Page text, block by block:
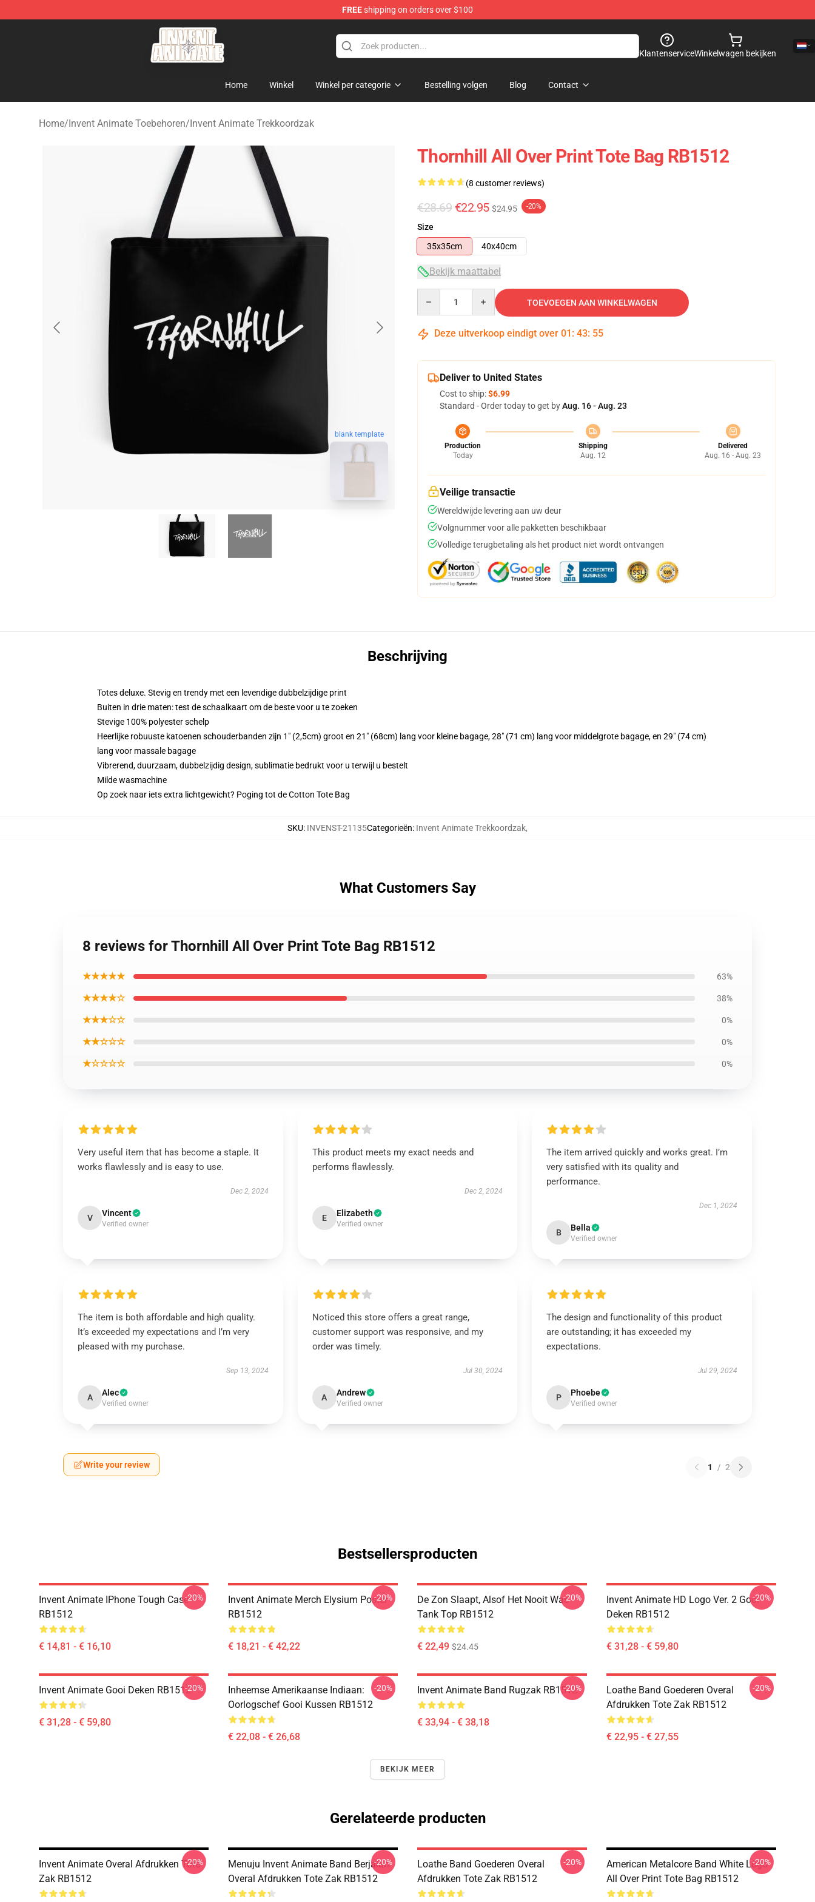
FREEshipping on orders over $100
Invent Animate Shop - Official Invent Animate Merchandise Store
KlantenserviceWinkelwagen bekijken
Home Winkel Winkel per categorie Bestelling volgen Blog Contact
Home/Invent Animate Toebehoren/Invent Animate Trekkoordzak
blank template
Thornhill All Over Print Tote Bag RB1512
(8 customer reviews)
€28.69 €22.95 $24.95 -20%
Size
35x35cm
40x40cm
Bekijk maattabel
TOEVOEGEN AAN WINKELWAGEN
Deze uitverkoop eindigt over 01 : 43: 54
Deliver to United States
Cost to ship:$6.99
Standard - Order today to get byAug. 16 - Aug. 23
Production
Today
Shipping
Aug. 12
Delivered
Aug. 16 - Aug. 23
Veilige transactie
Wereldwijde levering aan uw deur
Volgnummer voor alle pakketten beschikbaar
Volledige terugbetaling als het product niet wordt ontvangen
Beschrijving
Totes deluxe. Stevig en trendy met een levendige dubbelzijdige print
Buiten in drie maten: test de schaalkaart om de beste voor u te zoeken
Stevige 100% polyester schelp
Heerlijke robuuste katoenen schouderbanden zijn 1" (2,5cm) groot en 21" (68cm) lang voor kleine bagage, 28" (71 cm) lang voor middelgrote bagage, en 29" (74 cm)
lang voor massale bagage
Vibrerend, duurzaam, dubbelzijdig design, sublimatie bedrukt voor u terwijl u bestelt
Milde wasmachine
Op zoek naar iets extra lichtgewicht? Poging tot de Cotton Tote Bag
SKU: INVENST-21135Categorieën: Invent Animate Trekkoordzak,
What Customers Say
8 reviews for Thornhill All Over Print Tote Bag RB1512
★★★★★ 63%
★★★★☆ 38%
★★★☆☆ 0%
★★☆☆☆ 0%
★☆☆☆☆ 0%
Very useful item that has become a staple. It
works flawlessly and is easy to use.
Dec 2, 2024
V Vincent
Verified owner
This product meets my exact needs and
performs flawlessly.
Dec 2, 2024
E Elizabeth
Verified owner
The item arrived quickly and works great. I’m
very satisfied with its quality and
performance.
Dec 1, 2024
B Bella
Verified owner
The item is both affordable and high quality.
It’s exceeded my expectations and I’m very
pleased with my purchase.
Sep 13, 2024
A Alec
Verified owner
Noticed this store offers a great range,
customer support was responsive, and my
order was timely.
Jul 30, 2024
A Andrew
Verified owner
The design and functionality of this product
are outstanding; it has exceeded my
expectations.
Jul 29, 2024
P Phoebe
Verified owner
Write your review 1 / 2
Bestsellersproducten
Invent Animate IPhone Tough Case
RB1512
€ 14,81 - € 16,10
-20%
Invent Animate Merch Elysium Poster
RB1512
€ 18,21 - € 42,22
-20%
De Zon Slaapt, Alsof Het Nooit Was
Tank Top RB1512
€ 22,49 $24.45
-20%
Invent Animate HD Logo Ver. 2 Gooi
Deken RB1512
€ 31,28 - € 59,80
-20%
Invent Animate Gooi Deken RB1512
€ 31,28 - € 59,80
-20%
Inheemse Amerikaanse Indiaan:
Oorlogschef Gooi Kussen RB1512
€ 22,08 - € 26,68
-20% Invent Animate Band Rugzak RB1512
€ 33,94 - € 38,18
-20%
Loathe Band Goederen Overal
Afdrukken Tote Zak RB1512
€ 22,95 - € 27,55
-20%
BEKIJK MEER
Gerelateerde producten
Invent Animate Overal Afdrukken Tote
Zak RB1512
-20%
Menuju Invent Animate Band Berjalan
Overal Afdrukken Tote Zak RB1512
-20%
Loathe Band Goederen Overal
Afdrukken Tote Zak RB1512
-20%
American Metalcore Band White Logo
All Over Print Tote Bag RB1512
-20%